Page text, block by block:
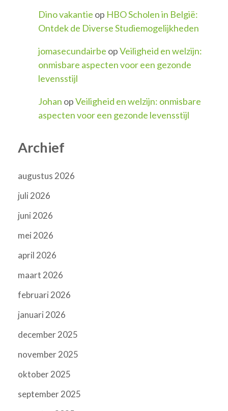
Dino vakantie op HBO Scholen in België:
Ontdek de Diverse Studiemogelijkheden
jomasecundairbe opVeiligheid en welzijn:
onmisbare aspecten voor een gezonde
levensstijl
Johan opVeiligheid en welzijn: onmisbare
aspecten voor een gezonde levensstijl
Archief
augustus 2026
juli 2026
juni 2026
mei 2026
april 2026
maart 2026
februari 2026
januari 2026
december 2025
november 2025
oktober 2025
september 2025